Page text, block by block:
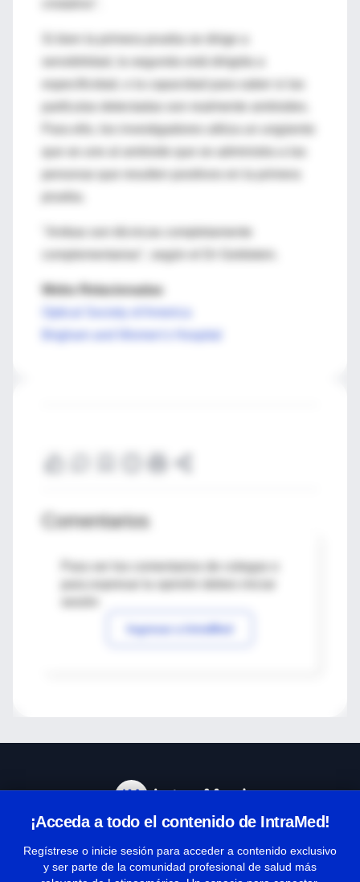
Si bien la primera prueba se dirige a
sensibilidad, la segunda está dirigida a
especificidad, o la capacidad para saber si las
Para ello, los investigadores utiliza un ungüento
complementarias", según el Dr Goldstein.
Webs Relacionadas
Comentarios
Para ver los comentarios de colegas o
Ingresar a IntraMed
¡Acceda a todo el contenido de IntraMed!
Regístrese o inicie sesión para acceder a contenido exclusivo
y ser parte de la comunidad profesional de salud más